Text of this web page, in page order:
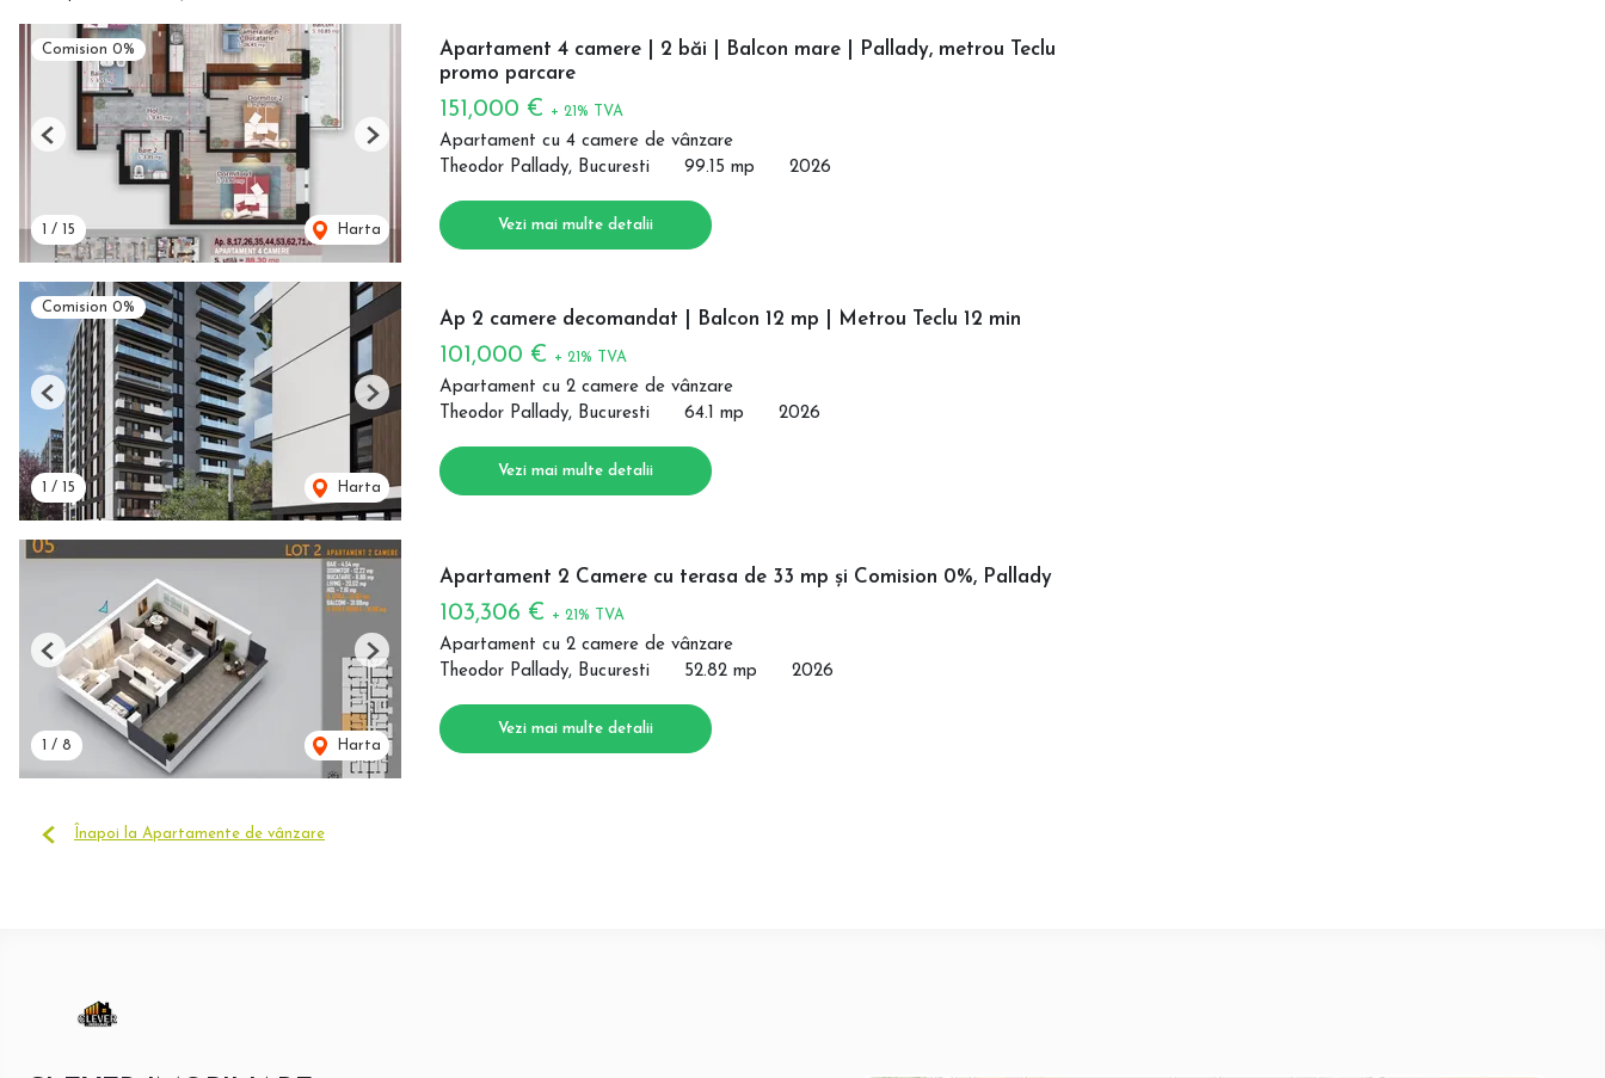
Comision 0%
/ 15 Harta
Previous Next
Apartament 4 camere | 2 băi | Balcon mare | Pallady, metrou Teclu
promo parcare
151,000 € + 21% TVA
Apartament cu 4 camere de vânzare
Theodor Pallady, Bucuresti
99.15 mp 2026
Vezi mai multe detalii
Comision 0%
/ 15 Harta
Previous Next
Ap 2 camere decomandat | Balcon 12 mp | Metrou Teclu 12 min
101,000 € + 21% TVA
Apartament cu 2 camere de vânzare
Theodor Pallady, Bucuresti
64.1 mp 2026
Vezi mai multe detalii
/ 8 Harta
Previous Next
Apartament 2 Camere cu terasa de 33 mp și Comision 0%, Pallady
103,306 € + 21% TVA
Apartament cu 2 camere de vânzare
Theodor Pallady, Bucuresti
52.82 mp 2026
Vezi mai multe detalii
Înapoi la Apartamente de vânzare